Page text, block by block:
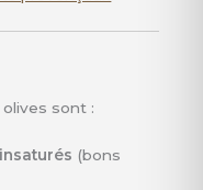
sont :
(bons